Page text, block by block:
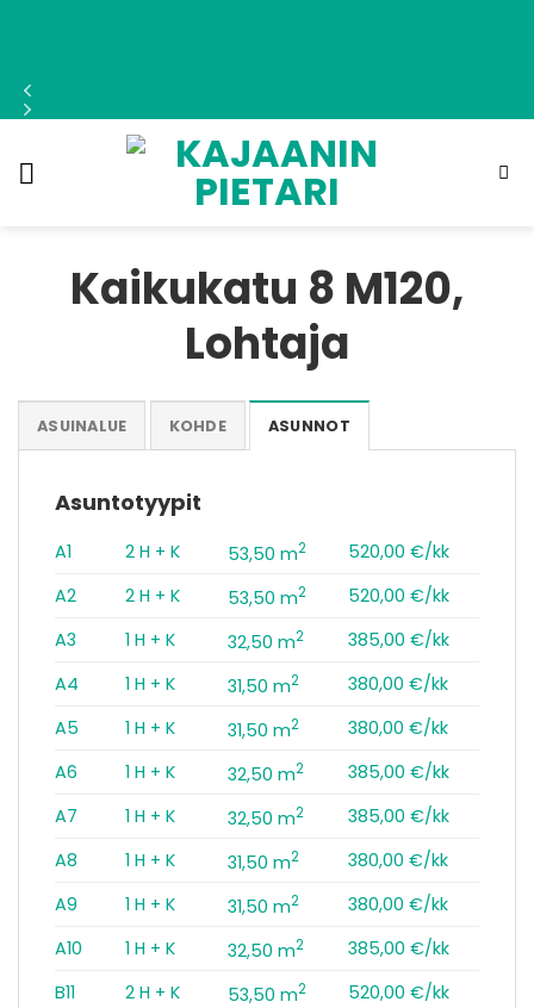
Kaikukatu 8 M120,
Lohtaja
ASUINALUE KOHDE ASUNNOT
Asuntotyypit
A1 2 H + K 53,50 m2
520,00 €/kk
A2
2 H + K 53,50 m2
520,00 €/kk
A3
1 H + K 32,50 m2
385,00 €/kk
A4
1 H + K 31,50 m2
380,00 €/kk
A5
1 H + K 31,50 m2
380,00 €/kk
A6
1 H + K 32,50 m2
385,00 €/kk
A7
1 H + K 32,50 m2
385,00 €/kk
A8
1 H + K 31,50 m2
380,00 €/kk
A9
1 H + K 31,50 m2
380,00 €/kk
A10
1 H + K 32,50 m2
385,00 €/kk
B11
2 H + K 53,50 m2
520,00 €/kk